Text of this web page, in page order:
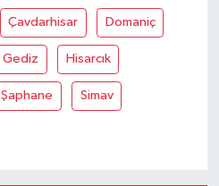
Çavdarhisar Domaniç
Gediz Hisarcık
Şaphane Simav